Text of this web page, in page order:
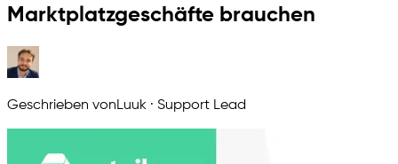
Marktplatzgeschäfte brauchen
Geschrieben vonLuuk · Support Lead